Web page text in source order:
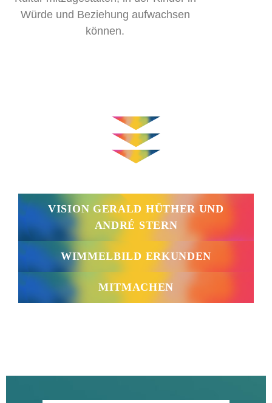
Würde und Beziehung aufwachsen
können.
VISION GERALD HÜTHER UND
ANDRÉ STERN
WIMMELBILD ERKUNDEN
MITMACHEN